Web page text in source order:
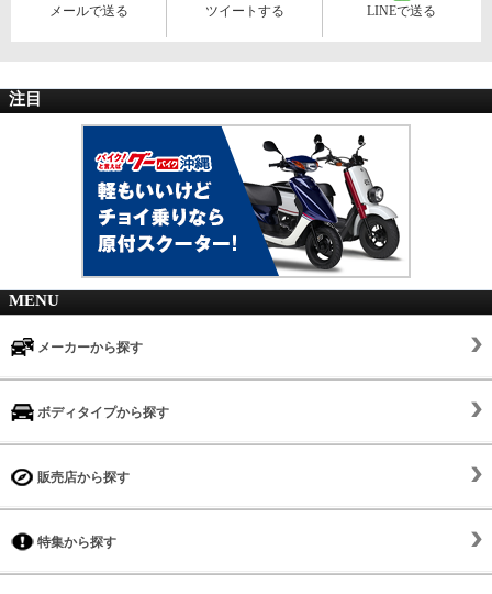
メールで送る ツイートする LINEで送る
注目
MENU
メーカーから探す
ボディタイプから探す
販売店から探す
特集から探す